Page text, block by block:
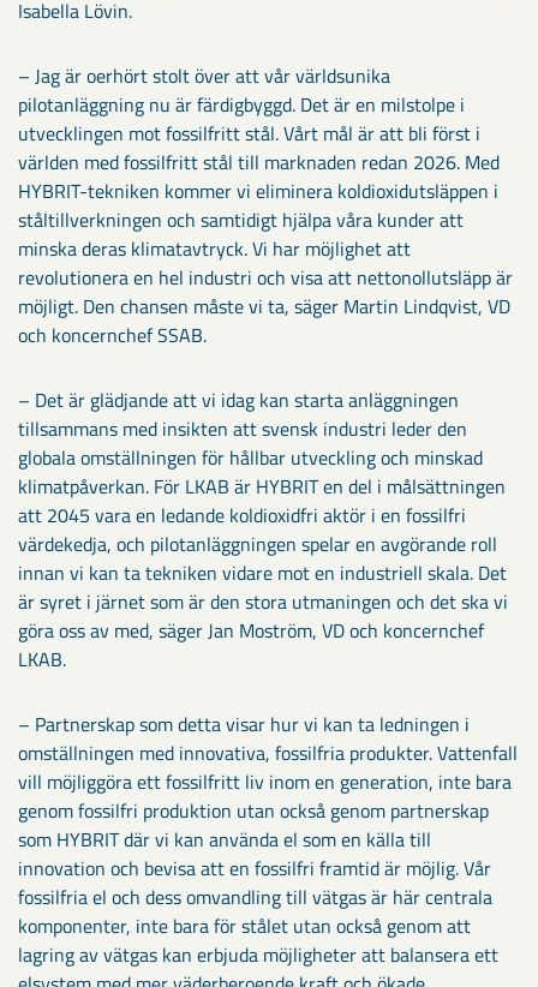
Isabella Lövin.
– Jag är oerhört stolt över att vår världsunika
pilotanläggning nu är färdigbyggd. Det är en milstolpe i
utvecklingen mot fossilfritt stål. Vårt mål är att bli först i
världen med fossilfritt stål till marknaden redan 2026. Med
HYBRIT-tekniken kommer vi eliminera koldioxidutsläppen i
ståltillverkningen och samtidigt hjälpa våra kunder att
minska deras klimatavtryck. Vi har möjlighet att
revolutionera en hel industri och visa att nettonollutsläpp är
möjligt. Den chansen måste vi ta, säger Martin Lindqvist, VD
och koncernchef SSAB.
– Det är glädjande att vi idag kan starta anläggningen
tillsammans med insikten att svensk industri leder den
globala omställningen för hållbar utveckling och minskad
klimatpåverkan. För LKAB är HYBRIT en del i målsättningen
att 2045 vara en ledande koldioxidfri aktör i en fossilfri
värdekedja, och pilotanläggningen spelar en avgörande roll
innan vi kan ta tekniken vidare mot en industriell skala. Det
är syret i järnet som är den stora utmaningen och det ska vi
göra oss av med, säger Jan Moström, VD och koncernchef
LKAB.
– Partnerskap som detta visar hur vi kan ta ledningen i
omställningen med innovativa, fossilfria produkter. Vattenfall
vill möjliggöra ett fossilfritt liv inom en generation, inte bara
genom fossilfri produktion utan också genom partnerskap
som HYBRIT där vi kan använda el som en källa till
innovation och bevisa att en fossilfri framtid är möjlig. Vår
fossilfria el och dess omvandling till vätgas är här centrala
komponenter, inte bara för stålet utan också genom att
lagring av vätgas kan erbjuda möjligheter att balansera ett